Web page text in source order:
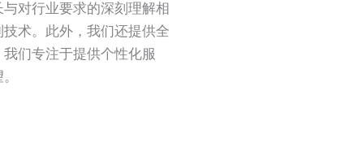
对行业要求的深刻理解相
术。此外，我们还提供全
们专注于提供个性化服